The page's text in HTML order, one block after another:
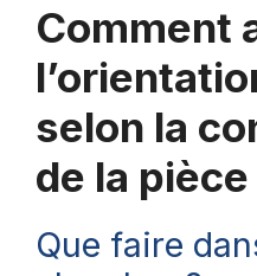
Comment
selon la
de la pièce
Que faire